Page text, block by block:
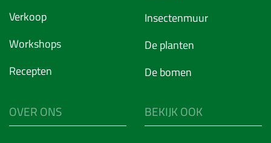
Insectenmuur
De planten
De bomen
Verkoop
Workshops
Recepten
OVER ONS BEKIJK OOK